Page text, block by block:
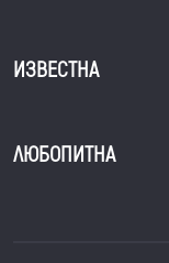
ИЗВЕСТНА
ЛЮБОПИТНА